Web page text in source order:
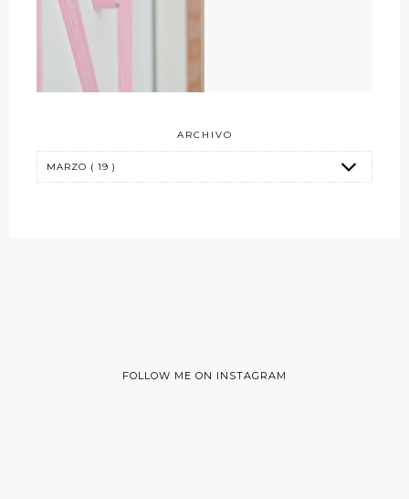
ARCHIVO
FOLLOW ME ON INSTAGRAM